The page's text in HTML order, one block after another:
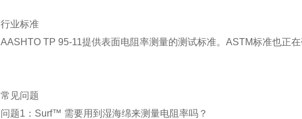
行业标准
AASHTO TP 95-11提供表面电阻率测量的测试标准。ASTM标准也正在
常见问题
问题1：Surf™ 需要用到湿海绵来测量电阻率吗？